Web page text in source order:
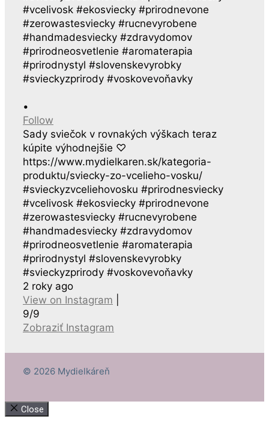
•
Follow
Sady sviečok v rovnakých výškach teraz
kúpite výhodnejšie ♡
https://www.mydielkaren.sk/kategoria-
produktu/sviecky-zo-vcelieho-vosku/
#svieckyzvceliehovosku #prirodnesviecky
#vcelivosk #ekosviecky #prirodnevone
#zerowastesviecky #rucnevyrobene
#handmadesviecky #zdravydomov
#prirodneosvetlenie #aromaterapia
#prirodnystyl #slovenskevyrobky
#svieckyzprirody #voskovevoňavky
2 roky ago
View on Instagram
9/9
Zobraziť Instagram
© 2026 Mydielkáreň
Close